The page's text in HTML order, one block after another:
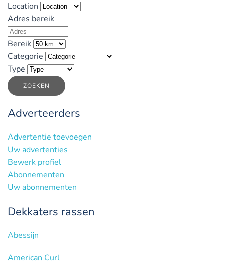
Location
Adres bereik
Bereik
Categorie
Type
ZOEKEN
Adverteerders
Advertentie toevoegen
Uw advertenties
Bewerk profiel
Abonnementen
Uw abonnementen
Dekkaters rassen
Abessijn
American Curl